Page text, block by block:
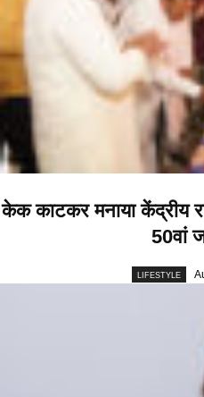
केक काटकर मनाया केंद्रीय
50वां
LIFESTYLE